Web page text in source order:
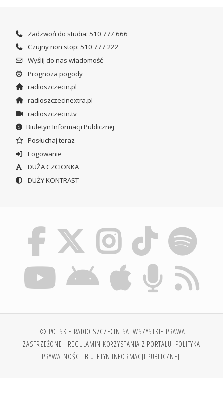
Zadzwoń do studia: 510 777 666
Czujny non stop: 510 777 222
Wyślij do nas wiadomość
Prognoza pogody
radioszczecin.pl
radioszczecinextra.pl
radioszczecin.tv
Biuletyn Informacji Publicznej
Posłuchaj teraz
Logowanie
DUŻA CZCIONKA
DUŻY KONTRAST
© POLSKIE RADIO SZCZECIN SA. WSZYSTKIE PRAWA
ZASTRZEŻONE. REGULAMIN KORZYSTANIA Z PORTALU POLITYKA
PRYWATNOŚCI BIULETYN INFORMACJI PUBLICZNEJ